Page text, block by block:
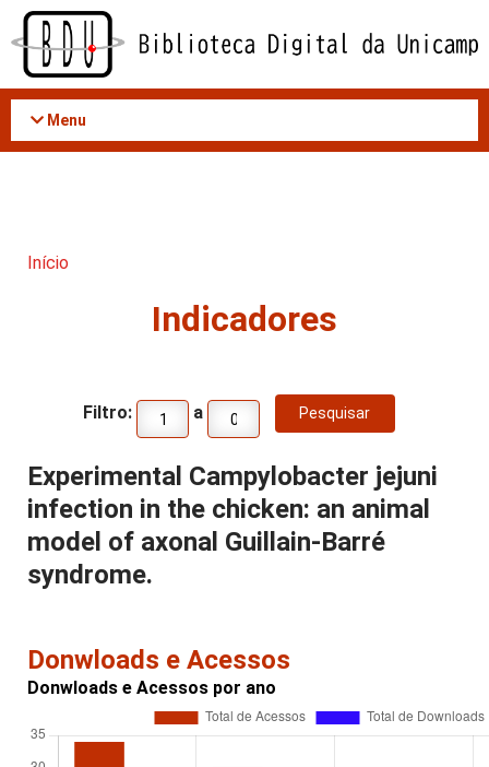
Acessar
conteúdo
Menu
Início
Indicadores
Filtro: a
Experimental Campylobacter jejuni
infection in the chicken: an animal
model of axonal Guillain-Barré
syndrome.
Donwloads e Acessos
Donwloads e Acessos por ano